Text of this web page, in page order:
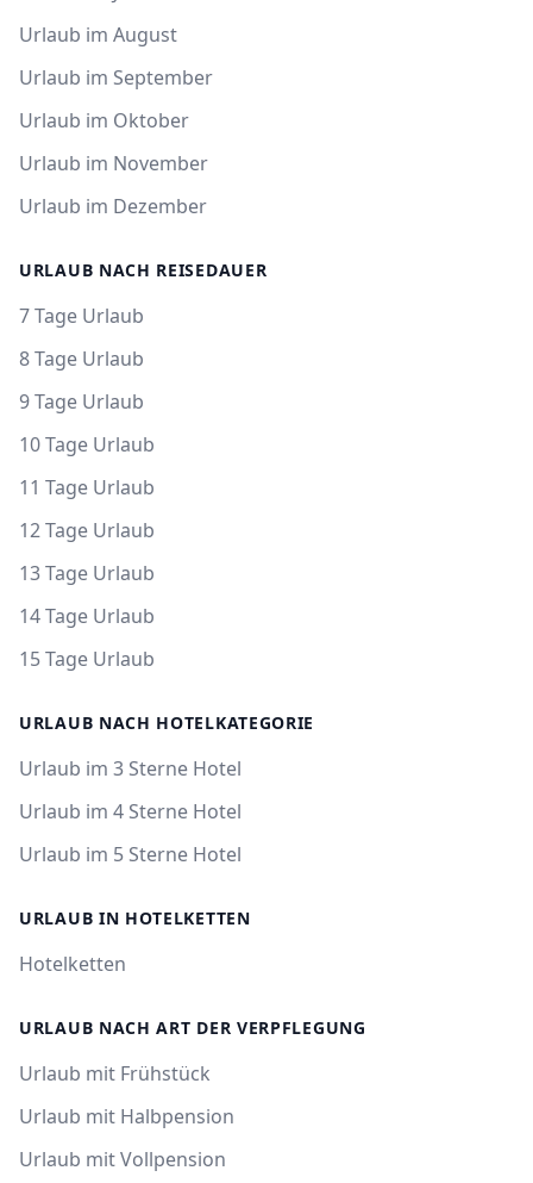
Urlaub im August
Urlaub im September
Urlaub im Oktober
Urlaub im November
Urlaub im Dezember
URLAUB NACH REISEDAUER
7 Tage Urlaub
8 Tage Urlaub
9 Tage Urlaub
10 Tage Urlaub
11 Tage Urlaub
12 Tage Urlaub
13 Tage Urlaub
14 Tage Urlaub
15 Tage Urlaub
URLAUB NACH HOTELKATEGORIE
Urlaub im 3 Sterne Hotel
Urlaub im 4 Sterne Hotel
Urlaub im 5 Sterne Hotel
URLAUB IN HOTELKETTEN
Hotelketten
URLAUB NACH ART DER VERPFLEGUNG
Urlaub mit Frühstück
Urlaub mit Halbpension
Urlaub mit Vollpension